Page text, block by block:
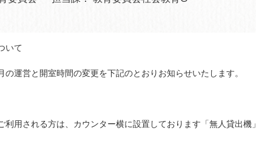
いて
運営と開室時間の変更を下記のとおりお知らせいたします。
用される方は、カウンター横に設置しております「無人貸出機」